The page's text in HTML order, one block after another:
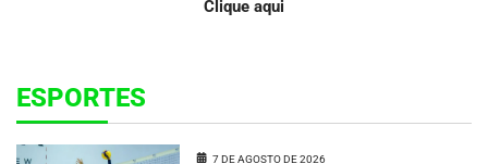
Clique aqui
ESPORTES
7 DE AGOSTO DE 2026